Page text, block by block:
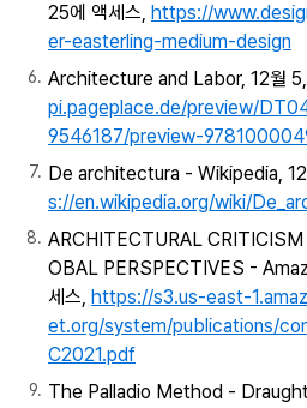
25에 액세스, https://
er-easterling-medium-design
Architecture and Labor, 12월
pi.pageplace.de/preview/
9546187/preview-
De architectura - Wikipedia,
s://en.wikipedia.org/wiki/
ARCHITECTURAL
OBAL PERSPECTIVES -
세스, https://s3.us-east-
et.org/system/publications/
C2021.pdf
The Palladio Method -